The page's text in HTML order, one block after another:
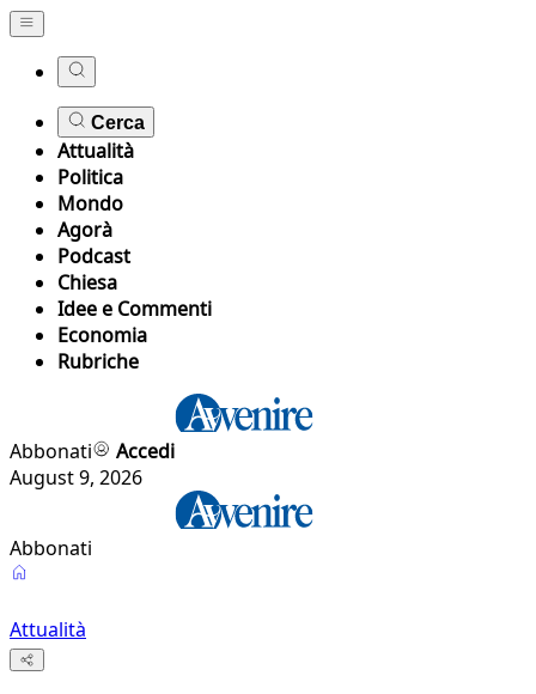
Cerca
Attualità
Politica
Mondo
Agorà
Podcast
Chiesa
Idee e Commenti
Economia
Rubriche
Abbonati
Accedi
August 9, 2026
Abbonati
Attualità